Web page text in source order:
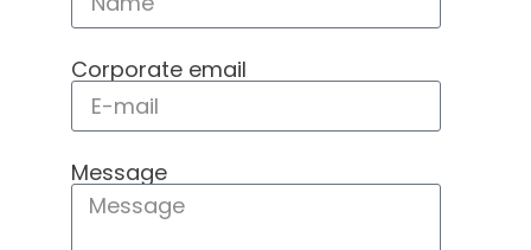
Corporate email
Message